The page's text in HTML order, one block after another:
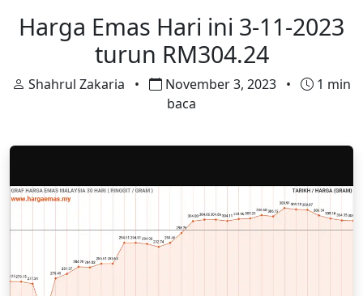
Harga Emas Hari ini 3-11-2023
turun RM304.24
Shahrul Zakaria • November 3, 2023 •
1 min
baca